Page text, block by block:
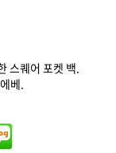
스퀘어 포켓 백.
베.